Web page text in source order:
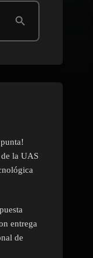
search
la UAS
entrega
de